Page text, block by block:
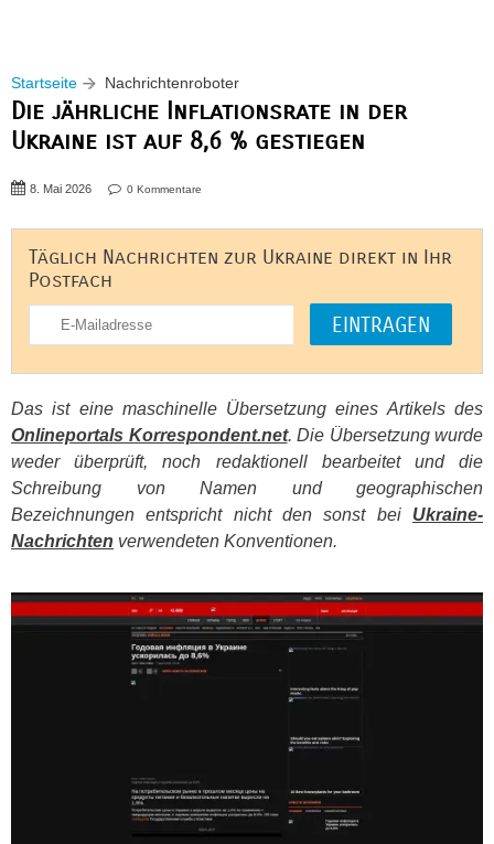
Startseite Nachrichtenroboter
Die jährliche Inflationsrate in der
Ukraine ist auf 8,6 % gestiegen
8. Mai 2026 0 Kommentare
Täglich Nachrichten zur Ukraine direkt in Ihr
Postfach
Das ist eine maschinelle Übersetzung eines Artikels des
Onlineportals Korrespondent.net. Die Übersetzung wurde
weder überprüft, noch redaktionell bearbeitet und die
Schreibung von Namen und geographischen
Bezeichnungen entspricht nicht den sonst bei Ukraine-
Nachrichten verwendeten Konventionen.